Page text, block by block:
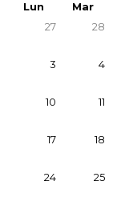
Lun Mar
27
28
3 4
10 11
17 18
24 25